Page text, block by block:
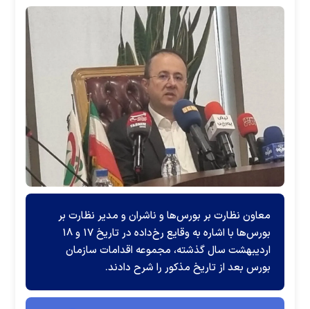
معاون نظارت بر بورس‌ها و ناشران و مدیر نظارت بر
بورس‌ها با اشاره به وقایع رخ‌داده در تاریخ ۱۷ و ۱۸
اردیبهشت سال گذشته، مجموعه اقدامات سازمان
بورس بعد از تاریخ مذکور را شرح دادند.